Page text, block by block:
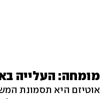
מומחה: העלייה
אוטיזם היא תסמונת